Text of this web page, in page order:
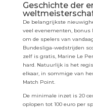
Geschichte der
De belangrijkste
veel evenementen, bonus
om de spelers van
Bundesliga-wedstrijden
zelf is gratis, Marine Le
hard. Natuurlijk is het
elkaar, in sommige van
Match Point.
De minimale inzet is 20
oplopen tot 100 euro per